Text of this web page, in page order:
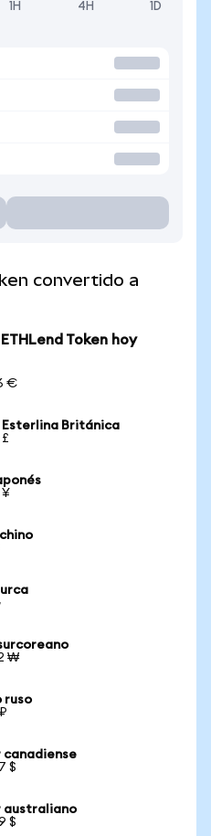
1H 4H 1D
convertido a
Token hoy
€
Esterlina Británica
¥
₩
ruso
canadiense
$
australiano
$